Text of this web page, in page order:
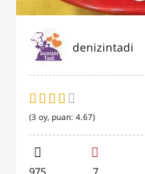
denizintadi
(3 oy, puan: 4.67)